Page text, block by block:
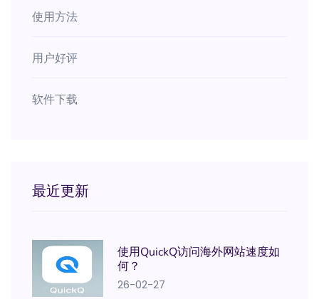
使用方法
用户好评
软件下载
最近更新
使用QuickQ访问海外网站速度如
何？
26-02-27